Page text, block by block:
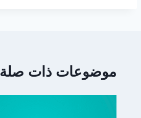
موضوعات ذات صلة